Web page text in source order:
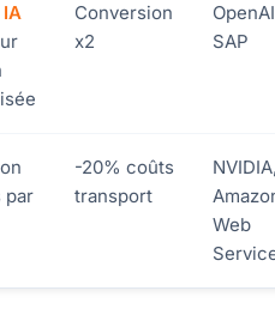
Conversion
x2
SAP
par
-20% coûts
transport
Web